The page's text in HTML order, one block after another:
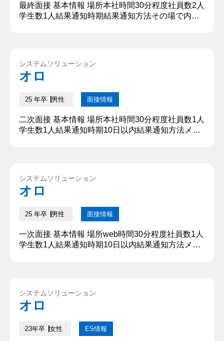
最終面接 基本情報 場所本社時間30分程度社員数2人
学生数1人結果通知時期結果通知方法その場で内定
積極的であるという意味での吸収力と、長年高校野
球や趣味である筋トレに熱を注ぎ数々の苦労に耐え
システムソリューション
オロ
25 年卒 男性 面接情報
二次面接 基本情報 場所本社時間30分程度社員数1人
学生数1人結果通知時期10日以内結果通知方法メー
極的に吸収し、他人から学ぶことに積極的であると
いう意味での吸収力と、長年高校野球や趣味である
システムソリューション
オロ
25 年卒 男性 面接情報
一次面接 基本情報 場所web時間30分程度社員数1人
学生数1人結果通知時期10日以内結果通知方法メー
極的に吸収し、他人から学ぶことに積極的であると
いう意味での吸収力と、長年高校野球や趣味である
システムソリューション
オロ
23年卒 女性 ES情報